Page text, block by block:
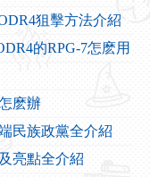
狙擊方法介紹
的RPG-7怎麽用
麽辦
民族政黨全介紹
亮點全介紹